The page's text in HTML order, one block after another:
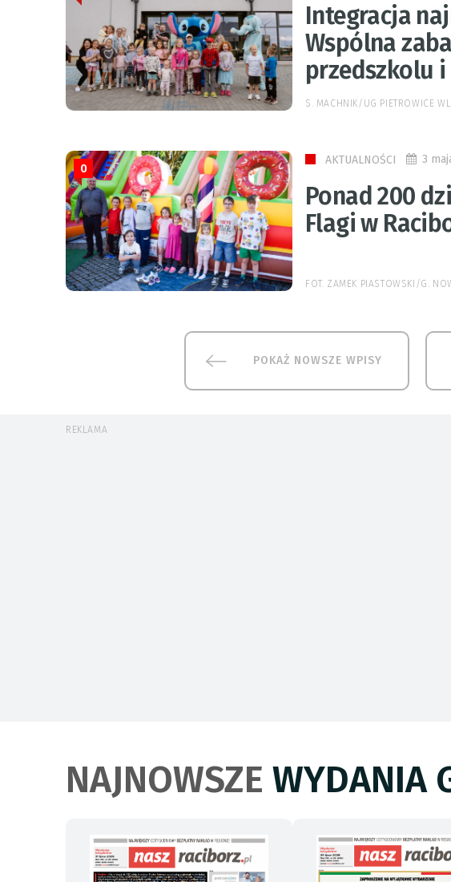
Integracja
Wspólna
przedszkolu i
S. MACHNIK/UG PIETROWICE
AKTUALNOŚCI 3
Ponad 200
Flagi w
0
FOT. ZAMEK PIASTOWSKI/G.
POKAŻ NOWSZE WPISY
REKLAMA
NAJNOWSZE WYDANIA